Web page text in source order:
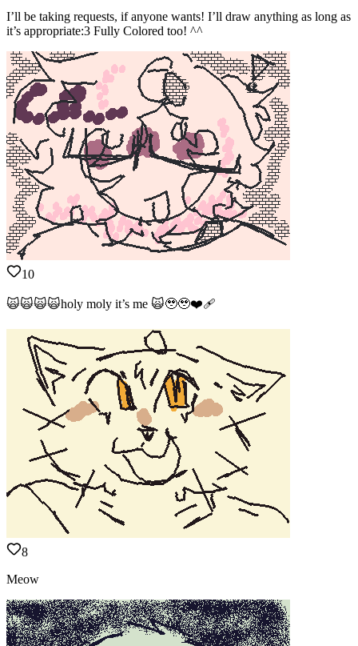
I’ll be taking requests, if anyone wants! I’ll draw anything as long as
it’s appropriate:3 Fully Colored too! ^^
10
🙀🙀🙀🙀holy moly it’s me 🙀🥹🥹❤️‍🩹
8
Meow